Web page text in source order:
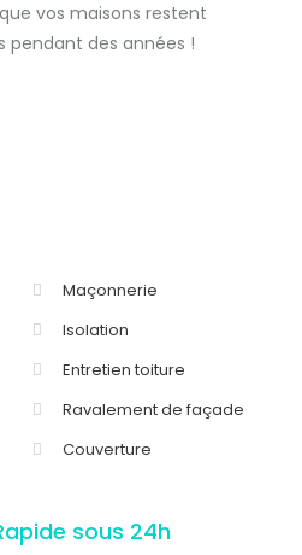
vos maisons restent
pendant des années !
Maçonnerie
Isolation
Entretien toiture
Ravalement de façade
Couverture
sous 24h